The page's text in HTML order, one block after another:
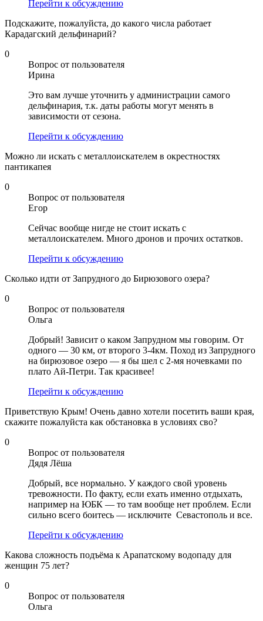
Перейти к обсуждению
Подскажите, пожалуйста, до какого числа работает
Карадагский дельфинарий?
0
Вопрос от пользователя
Ирина
Это вам лучше уточнить у администрации самого
дельфинария, т.к. даты работы могут менять в
зависимости от сезона.
Перейти к обсуждению
Можно ли искать с металлоискателем в окрестностях
пантикапея
0
Вопрос от пользователя
Егор
Сейчас вообще нигде не стоит искать с
металлоискателем. Много дронов и прочих остатков.
Перейти к обсуждению
Сколько идти от Запрудного до Бирюзового озера?
0
Вопрос от пользователя
Ольга
Добрый! Зависит о каком Запрудном мы говорим. От
одного — 30 км, от второго 3-4км. Поход из Запрудного
на бирюзовое озеро — я бы шел с 2-мя ночевками по
плато Ай-Петри. Так красивее!
Перейти к обсуждению
Приветствую Крым! Очень давно хотели посетить ваши края,
скажите пожалуйста как обстановка в условиях сво?
0
Вопрос от пользователя
Дядя Лёша
Добрый, все нормально. У каждого свой уровень
тревожности. По факту, если ехать именно отдыхать,
например на ЮБК — то там вообще нет проблем. Если
сильно всего боитесь — исключите Севастополь и все.
Перейти к обсуждению
Какова сложность подъёма к Арапатскому водопаду для
женщин 75 лет?
0
Вопрос от пользователя
Ольга